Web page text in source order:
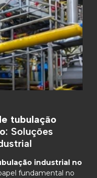
tubulação
: Soluções
industrial no
fundamental no